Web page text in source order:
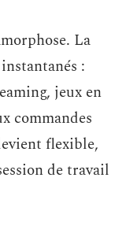
La
:
jeux en
commandes
flexible,
de travail